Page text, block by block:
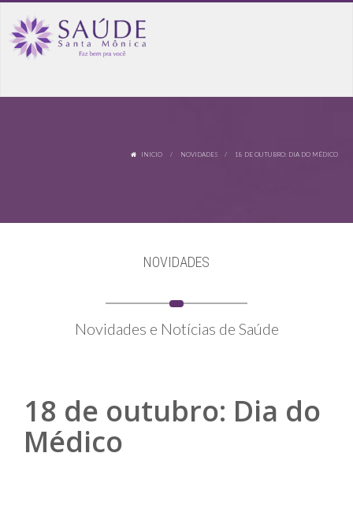
INICIO / NOVIDADES / 18 DE OUTUBRO: DIA DO MÉDICO
NOVIDADES
Novidades e Notícias de Saúde
18 de outubro: Dia do
Médico